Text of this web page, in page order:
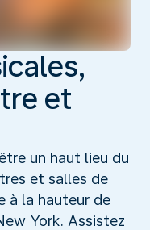
et
un haut lieu du
et salles de
à la hauteur de
York. Assistez